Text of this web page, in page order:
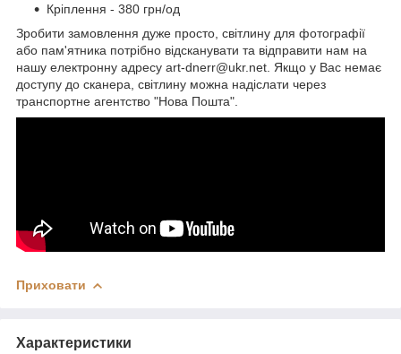
Кріплення - 380 грн/од
Зробити замовлення дуже просто, світлину для фотографії
або пам'ятника потрібно відсканувати та відправити нам на
нашу електронну адресу art-dnerr@ukr.net. Якщо у Вас немає
доступу до сканера, світлину можна надіслати через
транспортне агентство "Нова Пошта".
Приховати
Характеристики